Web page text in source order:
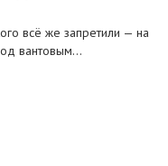
всё же запретили — на
вантовым…